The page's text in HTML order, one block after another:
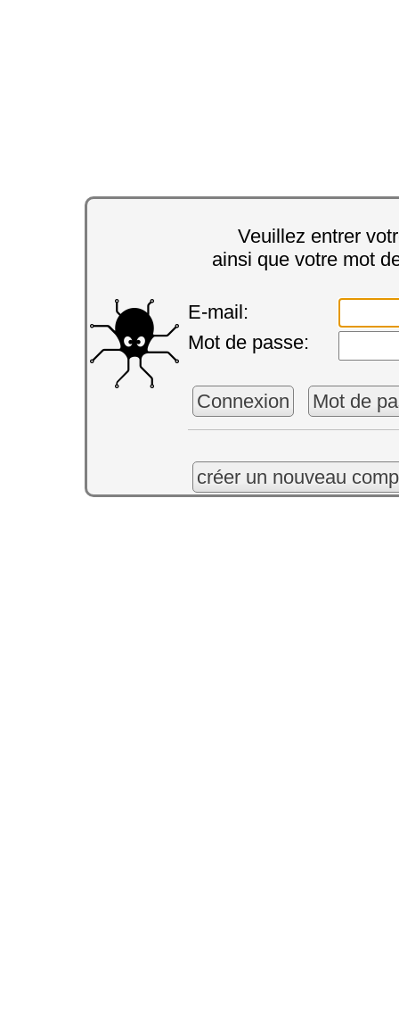
Veuillez entrer
ainsi que votre mot
E-mail:
Mot de passe:
Connexion Mot de
créer un nouveau